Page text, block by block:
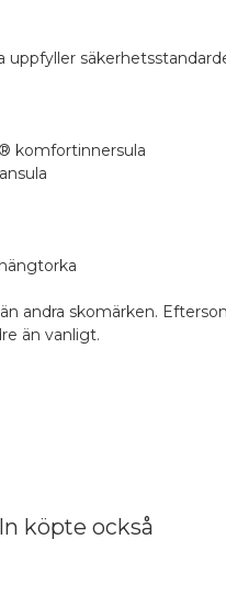
komfortinnersula
andra skomärken.
än vanligt.
köpte också